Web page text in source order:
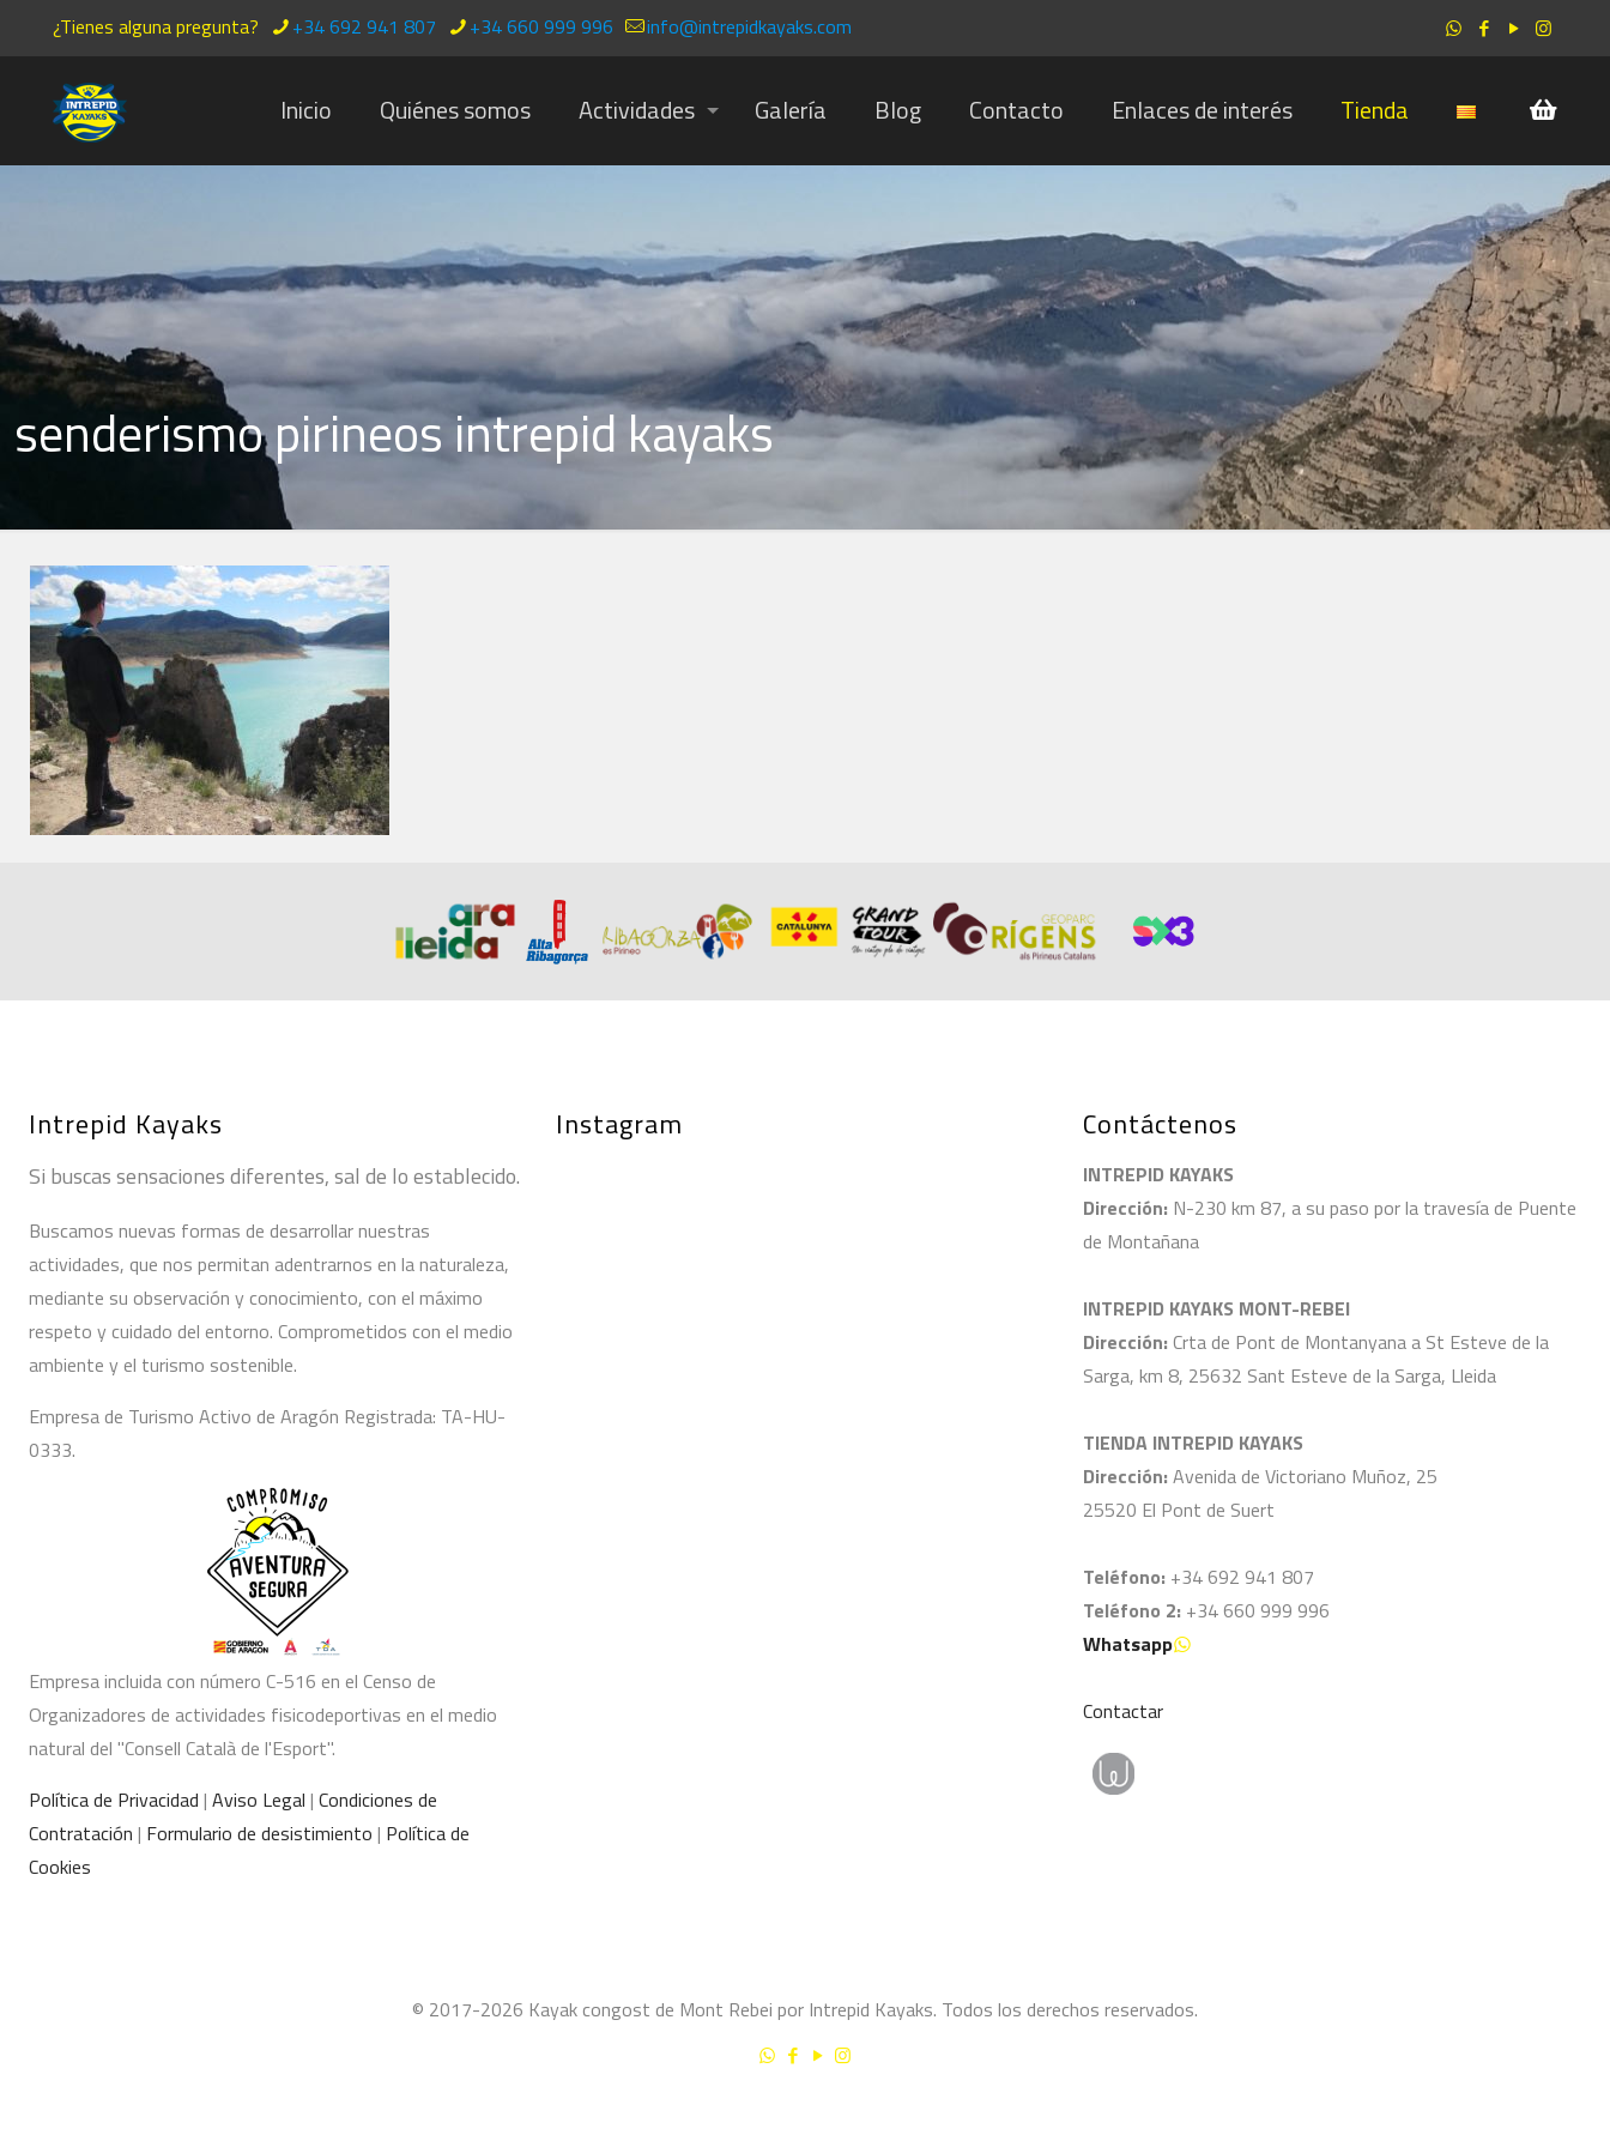
¿Tienes alguna pregunta? +34 692 941 807 +34 660 999 996 info@intrepidkayaks.com
Inicio Quiénes somos Actividades Galería Blog Contacto Enlaces de interés Tienda
senderismo pirineos intrepid kayaks
Intrepid Kayaks
Si buscas sensaciones diferentes, sal de lo establecido.
Buscamos nuevas formas de desarrollar nuestras
actividades, que nos permitan adentrarnos en la naturaleza,
mediante su observación y conocimiento, con el máximo
respeto y cuidado del entorno. Comprometidos con el medio
ambiente y el turismo sostenible.
Empresa de Turismo Activo de Aragón Registrada: TA-HU-
0333.
Empresa incluida con número C-516 en el Censo de
Organizadores de actividades fisicodeportivas en el medio
natural del "Consell Català de l'Esport".
Política de Privacidad | Aviso Legal | Condiciones de
Contratación | Formulario de desistimiento | Política de
Cookies
Instagram Contáctenos
INTREPID KAYAKS
Dirección: N-230 km 87, a su paso por la travesía de Puente
de Montañana
INTREPID KAYAKS MONT-REBEI
Dirección: Crta de Pont de Montanyana a St Esteve de la
Sarga, km 8, 25632 Sant Esteve de la Sarga, Lleida
TIENDA INTREPID KAYAKS
Dirección: Avenida de Victoriano Muñoz, 25
25520 El Pont de Suert
Teléfono: +34 692 941 807
Teléfono 2: +34 660 999 996
Whatsapp
Contactar
© 2017-2026 Kayak congost de Mont Rebei por Intrepid Kayaks. Todos los derechos reservados.